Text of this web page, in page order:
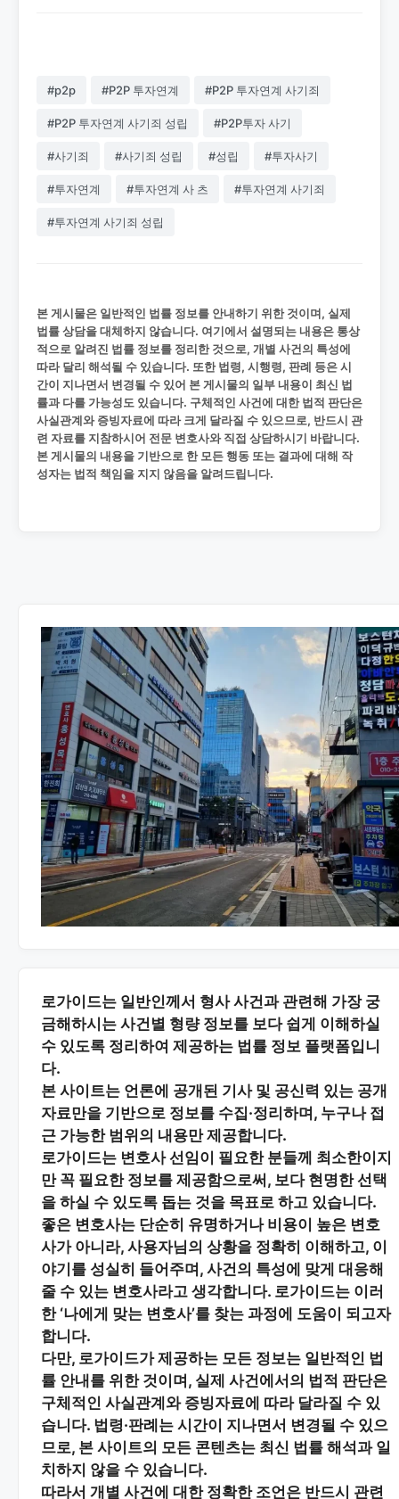
#p2p #P2P 투자연계 #P2P 투자연계 사기죄
#P2P 투자연계 사기죄 성립 #P2P투자 사기
#사기죄 #사기죄 성립 #성립 #투자사기
#투자연계 #투자연계 사 츠 #투자연계 사기죄
#투자연계 사기죄 성립
본 게시물은 일반적인 법률 정보를 안내하기 위한 것이며, 실제
법률 상담을 대체하지 않습니다. 여기에서 설명되는 내용은 통상
적으로 알려진 법률 정보를 정리한 것으로, 개별 사건의 특성에
따라 달리 해석될 수 있습니다. 또한 법령, 시행령, 판례 등은 시
간이 지나면서 변경될 수 있어 본 게시물의 일부 내용이 최신 법
률과 다를 가능성도 있습니다. 구체적인 사건에 대한 법적 판단은
사실관계와 증빙자료에 따라 크게 달라질 수 있으므로, 반드시 관
련 자료를 지참하시어 전문 변호사와 직접 상담하시기 바랍니다.
본 게시물의 내용을 기반으로 한 모든 행동 또는 결과에 대해 작
성자는 법적 책임을 지지 않음을 알려드립니다.
로가이드는 일반인께서 형사 사건과 관련해 가장 궁
금해하시는 사건별 형량 정보를 보다 쉽게 이해하실
수 있도록 정리하여 제공하는 법률 정보 플랫폼입니
다.
본 사이트는 언론에 공개된 기사 및 공신력 있는 공개
자료만을 기반으로 정보를 수집·정리하며, 누구나 접
근 가능한 범위의 내용만 제공합니다.
로가이드는 변호사 선임이 필요한 분들께 최소한이지
만 꼭 필요한 정보를 제공함으로써, 보다 현명한 선택
을 하실 수 있도록 돕는 것을 목표로 하고 있습니다.
좋은 변호사는 단순히 유명하거나 비용이 높은 변호
사가 아니라, 사용자님의 상황을 정확히 이해하고, 이
야기를 성실히 들어주며, 사건의 특성에 맞게 대응해
줄 수 있는 변호사라고 생각합니다. 로가이드는 이러
한 ‘나에게 맞는 변호사’를 찾는 과정에 도움이 되고자
합니다.
다만, 로가이드가 제공하는 모든 정보는 일반적인 법
률 안내 를 위한 것이며, 실제 사건에서의 법적 판단은
구체적인 사실관계와 증빙자료에 따라 달라질 수 있
습니다. 법령·판례는 시간이 지나면서 변경될 수 있으
므로, 본 사이트의 모든 콘텐츠는 최신 법률 해석과 일
치하지 않을 수 있습니다.
따라서 개별 사건에 대한 정확한 조언은 반드시 관련